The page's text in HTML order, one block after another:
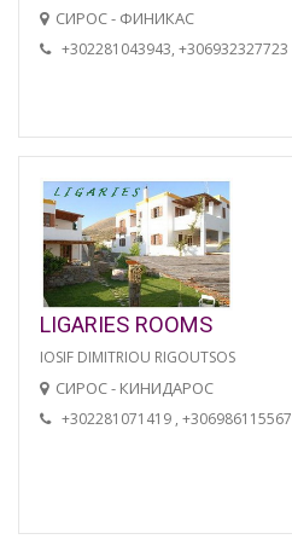
СИРОС - ФИНИКАС
+302281043943, +306932327723
LIGARIES ROOMS
IOSIF DIMITRIOU RIGOUTSOS
СИРОС - КИНИДАРОС
+302281071419 , +306986115567